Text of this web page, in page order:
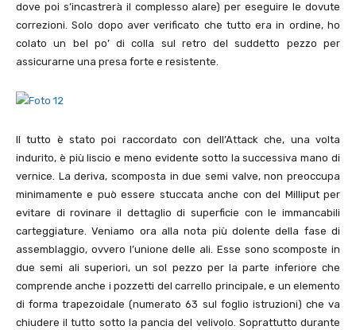
dove poi s’incastrerà il complesso alare) per eseguire le dovute
correzioni. Solo dopo aver verificato che tutto era in ordine, ho
colato un bel po’ di colla sul retro del suddetto pezzo per
assicurarne una presa forte e resistente.
Il tutto è stato poi raccordato con dell’Attack che, una volta
indurito, è più liscio e meno evidente sotto la successiva mano di
vernice. La deriva, scomposta in due semi valve, non preoccupa
minimamente e può essere stuccata anche con del Milliput per
evitare di rovinare il dettaglio di superficie con le immancabili
carteggiature. Veniamo ora alla nota più dolente della fase di
assemblaggio, ovvero l’unione delle ali. Esse sono scomposte in
due semi ali superiori, un sol pezzo per la parte inferiore che
comprende anche i pozzetti del carrello principale, e un elemento
di forma trapezoidale (numerato 63 sul foglio istruzioni) che va
chiudere il tutto sotto la pancia del velivolo. Soprattutto durante